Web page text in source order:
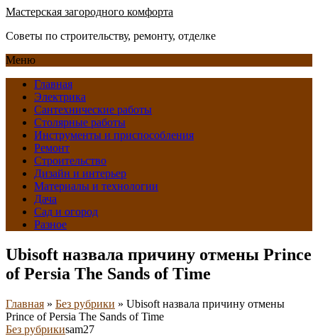
Мастерская загородного комфорта
Советы по строительству, ремонту, отделке
Меню
Главная
Электрика
Сантехнические работы
Столярные работы
Инструменты и приспособления
Ремонт
Строительство
Дизайн и интерьер
Материалы и технологии
Дача
Сад и огород
Разное
Ubisoft назвала причину отмены Prince
of Persia The Sands of Time
Главная » Без рубрики » Ubisoft назвала причину отмены
Prince of Persia The Sands of Time
Без рубрикиsam27